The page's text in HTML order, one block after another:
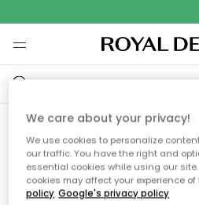
Emme
We care about your privacy!
We use cookies to personalize
our traffic. You have the right and
essential cookies while using our
cookies may affect your experience of
policy Google's privacy policy